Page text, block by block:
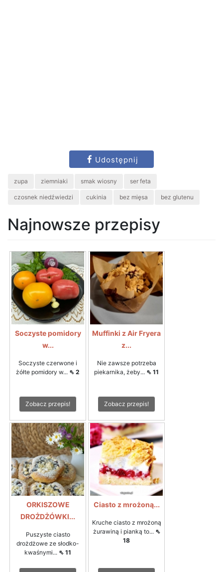
Udostępnij
zupa ziemniaki smak wiosny ser feta
czosnek niedźwiedzi cukinia bez mięsa bez glutenu
Najnowsze przepisy
Soczyste pomidory
w...
Soczyste czerwone i
żółte pomidory w... ⇖ 2
Zobacz przepis!
Muffinki z Air Fryera
z...
Nie zawsze potrzeba
piekarnika, żeby... ⇖ 11
Zobacz przepis!
ORKISZOWE
DROŻDŻÓWKI...
Puszyste ciasto
drożdżowe ze słodko-
kwaśnymi... ⇖ 11
Ciasto z mrożoną...
Kruche ciasto z mrożoną
żurawiną i pianką to... ⇖
18